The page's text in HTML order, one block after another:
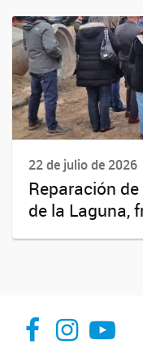
22 de julio de 2026
Reparación
de la Laguna,
facebook